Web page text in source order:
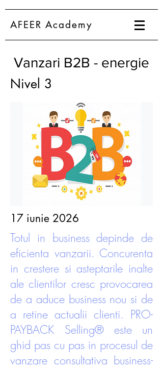
AFEER Academy
Vanzari B2B - energie
Nivel 3
17 iunie 2026
Totul in business depinde de
eficienta vanzarii. Concurenta
in crestere si asteptarile inalte
ale clientilor cresc provocarea
de a aduce business nou si de
a retine actualii clienti. PRO-
PAYBACK Selling® este un
ghid pas cu pas in procesul de
vanzare consultativa business-